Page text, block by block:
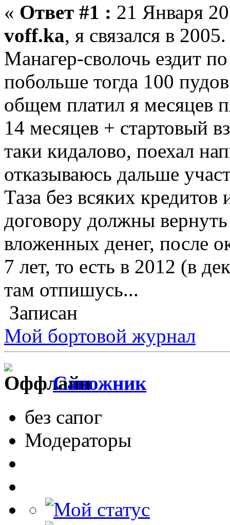
« Ответ #1 : 21 Января
voff.ka, я связался в
Манагер-сволочь ездит
побольше тогда 100
общем платил я месяцев
14 месяцев + стартовый
таки кидалово, поехал
отказываюсь дальше
Таза без всяких
договору должны
вложенных денег, после
7 лет, то есть в 2012 (в
там отпишусь...
Записан
Мой бортовой журнал
Сапожник
без сапог
Модераторы